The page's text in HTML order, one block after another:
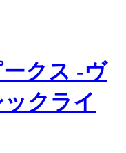
クス -ヴ
クライ